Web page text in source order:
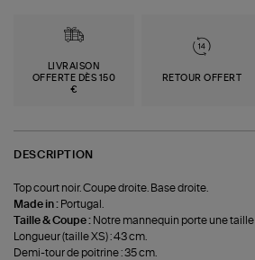
LIVRAISON
OFFERTE DÈS 150
€
RETOUR OFFERT
DESCRIPTION
Top court noir. Coupe droite. Base droite.
Made in : Portugal.
Taille & Coupe : Notre mannequin porte une taille
Longueur (taille XS) : 43 cm.
Demi-tour de poitrine : 35 cm.